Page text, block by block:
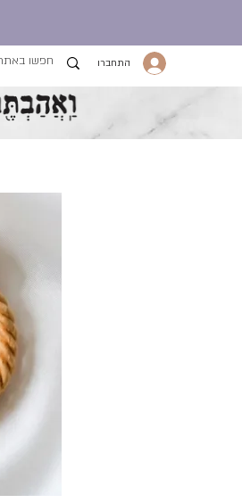
התחברו